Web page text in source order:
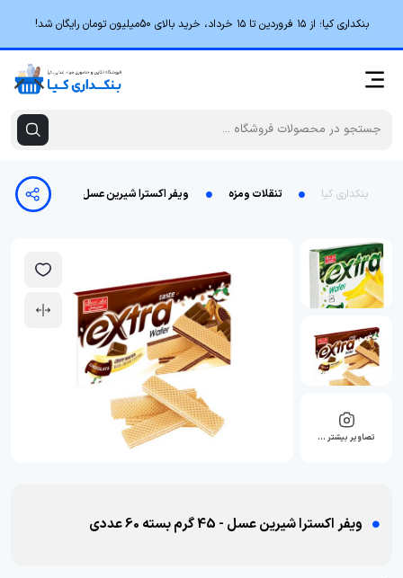
بنکداری کیا؛ از ۱۵ فروردین تا ۱۵ خرداد، خرید بالای 50میلیون تومان رایگان شد!
بنکداری کیا تنقلات ومزه ویفر اکسترا شیرین عسل - 45 گرم بسته 60 عددی
تصاویر بیشتر …
ویفر اکسترا شیرین عسل - 45 گرم بسته 60 عددی